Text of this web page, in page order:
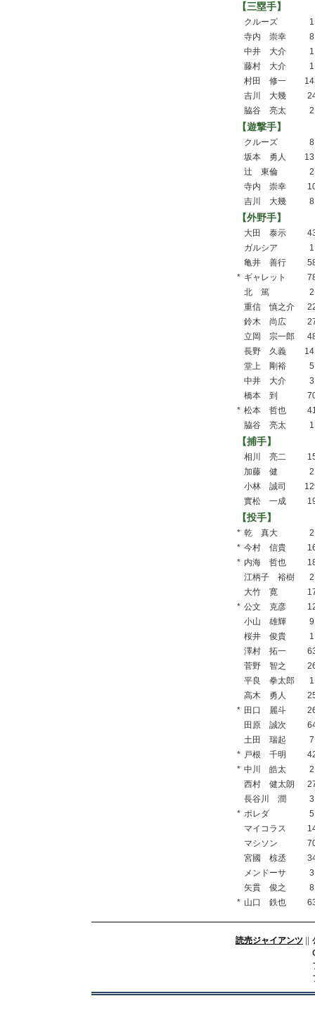
【三塁手】
クルーズ
1
寺内 崇幸
8
中井 大介
1
藤村 大介
1
村田 修一
吉川 大幾
脇谷 亮太
2
【遊撃手】
クルーズ
8
坂本 勇人
辻 東倫
2
寺内 崇幸
吉川 大幾
8
【外野手】
大田 泰示
ガルシア
1
亀井 善行
* ギャレット
北 篤
2
重信 慎之介
鈴木 尚広
立岡 宗一郎
長野 久義
堂上 剛裕
5
中井 大介
3
橋本 到
* 松本 哲也
脇谷 亮太
1
【捕手】
相川 亮二
加藤 健
2
小林 誠司
實松 一成
【投手】
* 乾 真大
2
* 今村 信貴
* 内海 哲也
江柄子 裕樹
2
大竹 寛
* 公文 克彦
小山 雄輝
9
桜井 俊貴
1
澤村 拓一
菅野 智之
平良 拳太郎
1
高木 勇人
* 田口 麗斗
田原 誠次
土田 瑞起
7
* 戸根 千明
* 中川 皓太
2
西村 健太朗
長谷川 潤
3
* ポレダ
5
マイコラス
マシソン
宮國 椋丞
メンドーサ
3
矢貫 俊之
8
* 山口 鉄也
読売ジャイアンツ